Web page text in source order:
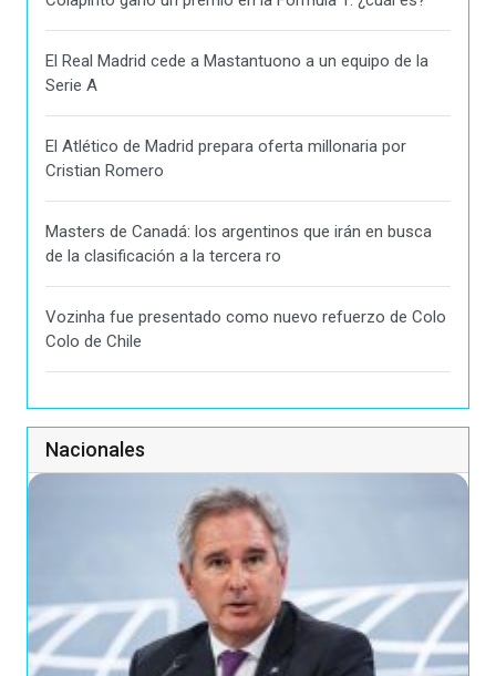
El Real Madrid cede a Mastantuono a un equipo de la
Serie A
El Atlético de Madrid prepara oferta millonaria por
Cristian Romero
Masters de Canadá: los argentinos que irán en busca
de la clasificación a la tercera ro
Vozinha fue presentado como nuevo refuerzo de Colo
Colo de Chile
Nacionales